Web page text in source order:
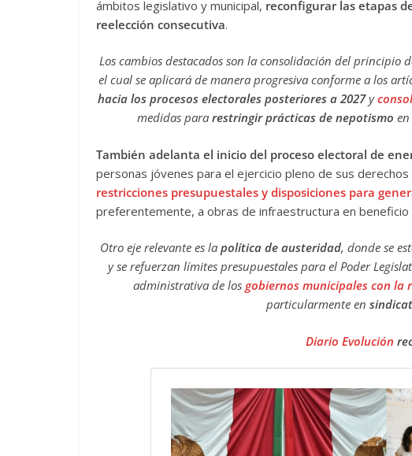
ámbitos legislativo y municipal, reconfigurar las etapas
reelección consecutiva.
Los cambios destacados son la consolidación del principio
el cual se aplicará de manera progresiva conforme a los
hacia los procesos electorales posteriores a 2027y
medidas pararestringir prácticas de nepotismo
También adelanta el inicio del proceso electoral de
personas jóvenes para el ejercicio pleno de sus
restricciones presupuestales y disposiciones para
preferentemente, a obras de infraestructura en beneficio
Otro eje relevante es lapolítica de austeridad, donde se
y se refuerzan límites presupuestales para el Poder
administrativa de los gobiernos municipales con la
particularmente en
Diario Evolución